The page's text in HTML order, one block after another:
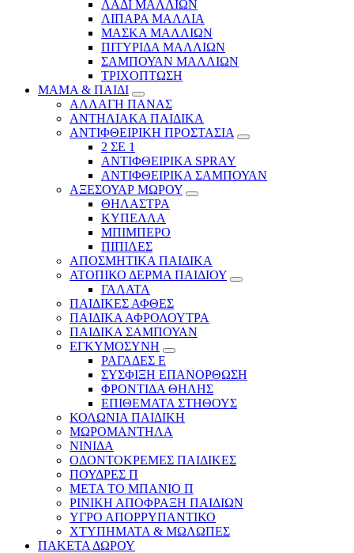
ΛΑΔΙ ΜΑΛΛΙΩΝ
ΛΙΠΑΡΑ ΜΑΛΛΙΑ
ΜΑΣΚΑ ΜΑΛΛΙΩΝ
ΠΙΤΥΡΙΔΑ ΜΑΛΛΙΩΝ
ΣΑΜΠΟΥΑΝ ΜΑΛΛΙΩΝ
ΤΡΙΧΟΠΤΩΣΗ
ΜΑΜΑ & ΠΑΙΔΙ
ΑΛΛΑΓΗ ΠΑΝΑΣ
ΑΝΤΗΛΙΑΚΑ ΠΑΙΔΙΚΑ
ΑΝΤΙΦΘΕΙΡΙΚΗ ΠΡΟΣΤΑΣΙΑ
2 ΣΕ 1
ΑΝΤΙΦΘΕΙΡΙΚΑ SPRAY
ΑΝΤΙΦΘΕΙΡΙΚΑ ΣΑΜΠΟΥΑΝ
ΑΞΕΣΟΥΑΡ ΜΩΡΟΥ
ΘΗΛΑΣΤΡΑ
ΚΥΠΕΛΛΑ
ΜΠΙΜΠΕΡΟ
ΠΙΠΙΛΕΣ
ΑΠΟΣΜΗΤΙΚΑ ΠΑΙΔΙΚΑ
ΑΤΟΠΙΚΟ ΔΕΡΜΑ ΠΑΙΔΙΟΥ
ΓΑΛΑΤΑ
ΠΑΙΔΙΚΕΣ ΑΦΘΕΣ
ΠΑΙΔΙΚΑ ΑΦΡΟΛΟΥΤΡΑ
ΠΑΙΔΙΚΑ ΣΑΜΠΟΥΑΝ
ΕΓΚΥΜΟΣΥΝΗ
ΡΑΓΑΔΕΣ Ε
ΣΥΣΦΙΞΗ ΕΠΑΝΟΡΘΩΣΗ
ΦΡΟΝΤΙΔΑ ΘΗΛΗΣ
ΕΠΙΘΕΜΑΤΑ ΣΤΗΘΟΥΣ
ΚΟΛΩΝΙΑ ΠΑΙΔΙΚΗ
ΜΩΡΟΜΑΝΤΗΛΑ
ΝΙΝΙΔΑ
ΟΔΟΝΤΟΚΡΕΜΕΣ ΠΑΙΔΙΚΕΣ
ΠΟΥΔΡΕΣ Π
ΜΕΤΑ ΤΟ ΜΠΑΝΙΟ Π
ΡΙΝΙΚΗ ΑΠΟΦΡΑΞΗ ΠΑΙΔΙΩΝ
ΥΓΡΟ ΑΠΟΡΡΥΠΑΝΤΙΚΟ
ΧΤΥΠΗΜΑΤΑ & ΜΩΛΩΠΕΣ
ΠΑΚΕΤΑ ΔΩΡΟΥ